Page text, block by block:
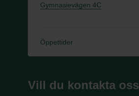
Gymnasievägen 4C
Öppettider
Vill du kontakta oss